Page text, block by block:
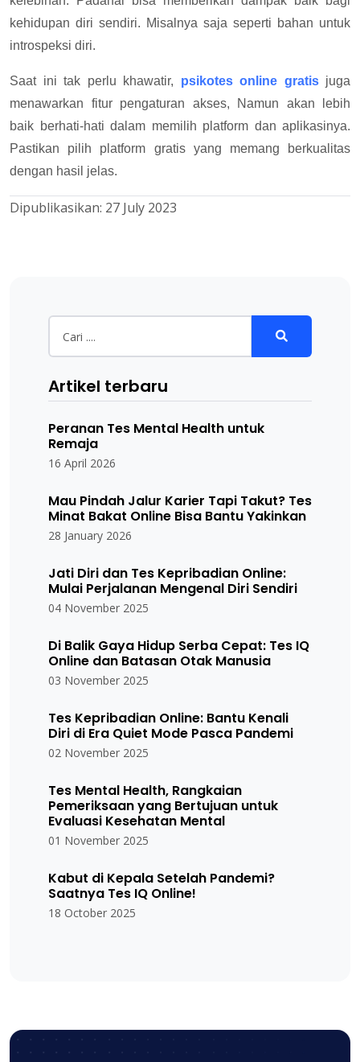
kehidupan diri sendiri. Misalnya saja seperti bahan untuk
introspeksi diri.
Saat ini tak perlu khawatir, psikotes online gratisjuga
menawarkan fitur pengaturan akses, Namun akan lebih
baik berhati-hati dalam memilih platform dan aplikasinya.
Pastikan pilih platform gratis yang memang berkualitas
dengan hasil jelas.
Dipublikasikan: 27 July 2023
Artikel terbaru
Peranan Tes Mental Health untuk
Remaja
16 April 2026
Mau Pindah Jalur Karier Tapi Takut? Tes
Minat Bakat Online Bisa Bantu Yakinkan
28 January 2026
Jati Diri dan Tes Kepribadian Online:
Mulai Perjalanan Mengenal Diri Sendiri
04 November 2025
Di Balik Gaya Hidup Serba Cepat: Tes IQ
Online dan Batasan Otak Manusia
03 November 2025
Tes Kepribadian Online: Bantu Kenali
Diri di Era Quiet Mode Pasca Pandemi
02 November 2025
Tes Mental Health, Rangkaian
Pemeriksaan yang Bertujuan untuk
Evaluasi Kesehatan Mental
01 November 2025
Kabut di Kepala Setelah Pandemi?
Saatnya Tes IQ Online!
18 October 2025